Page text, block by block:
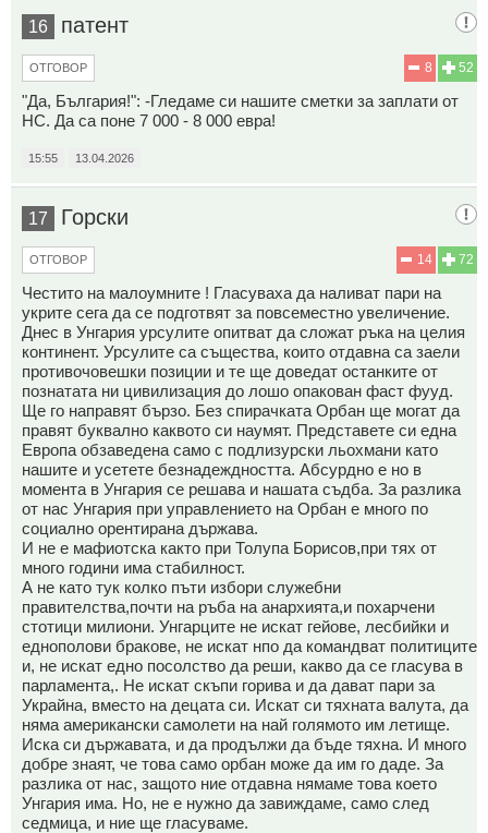
16 патент
52
8
ОТГОВОР
"Да, България!": -Гледаме си нашите сметки за заплати от
НС. Да са поне 7 000 - 8 000 евра!
15:55 13.04.2026
17 Горски
72
14
ОТГОВОР
Честито на малоумните ! Гласуваха да наливат пари на
укрите сега да се подготвят за повсеместно увеличение.
Днес в Унгария урсулите опитват да сложат ръка на целия
континент. Урсулите са същества, които отдавна са заели
противочовешки позиции и те ще доведат останките от
познатата ни цивилизация до лошо опакован фаст фууд.
Ще го направят бързо. Без спирачката Орбан ще могат да
правят буквално каквото си наумят. Представете си една
Европа обзаведена само с подлизурски льохмани като
нашите и усетете безнадеждността. Абсурдно е но в
момента в Унгария се решава и нашата съдба. За разлика
от нас Унгария при управлението на Орбан е много по
социално орентирана държава.
И не е мафиотска както при Толупа Борисов,при тях от
много години има стабилност.
А не като тук колко пъти избори служебни
правителства,почти на ръба на анархията,и похарчени
стотици милиони. Унгарците не искат гейове, лесбийки и
еднополови бракове, не искат нпо да командват политиците
и, не искат едно посолство да реши, какво да се гласува в
парламента,. Не искат скъпи горива и да дават пари за
Украйна, вместо на децата си. Искат си тяхната валута, да
няма американски самолети на най голямото им летище.
Иска си държавата, и да продължи да бъде тяхна. И много
добре знаят, че това само орбан може да им го даде. За
разлика от нас, защото ние отдавна нямаме това което
Унгария има. Но, не е нужно да завиждаме, само след
седмица, и ние ще гласуваме.